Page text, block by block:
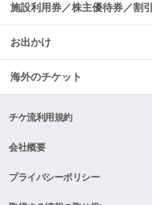
施設利用券／株主優待券／割
お出かけ
海外のチケット
チケ流利用規約
会社概要
プライバシーポリシー